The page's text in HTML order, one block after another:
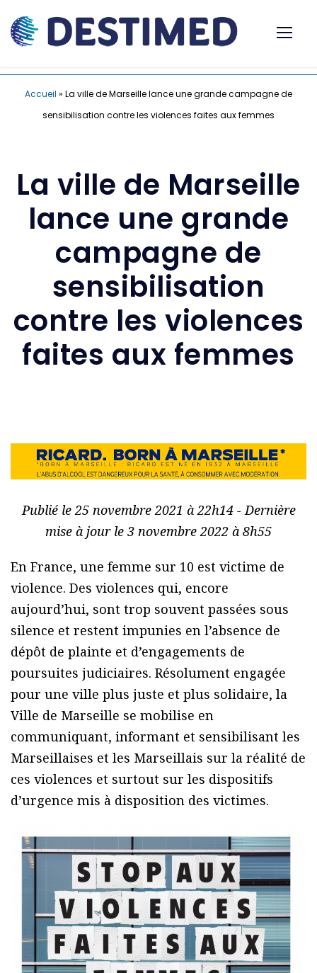
Accueil » La ville de Marseille lance une grande campagne de
sensibilisation contre les violences faites aux femmes
La ville de Marseille
lance une grande
campagne de
sensibilisation
contre les violences
faites aux femmes
Publié le 25 novembre 2021 à 22h14 - Dernière
mise à jour le 3 novembre 2022 à 8h55
En France, une femme sur 10 est victime de
violence. Des violences qui, encore
aujourd’hui, sont trop souvent passées sous
silence et restent impunies en l’absence de
dépôt de plainte et d’engagements de
poursuites judiciaires. Résolument engagée
pour une ville plus juste et plus solidaire, la
Ville de Marseille se mobilise en
communiquant, informant et sensibilisant les
Marseillaises et les Marseillais sur la réalité de
ces violences et surtout sur les dispositifs
d’urgence mis à disposition des victimes.